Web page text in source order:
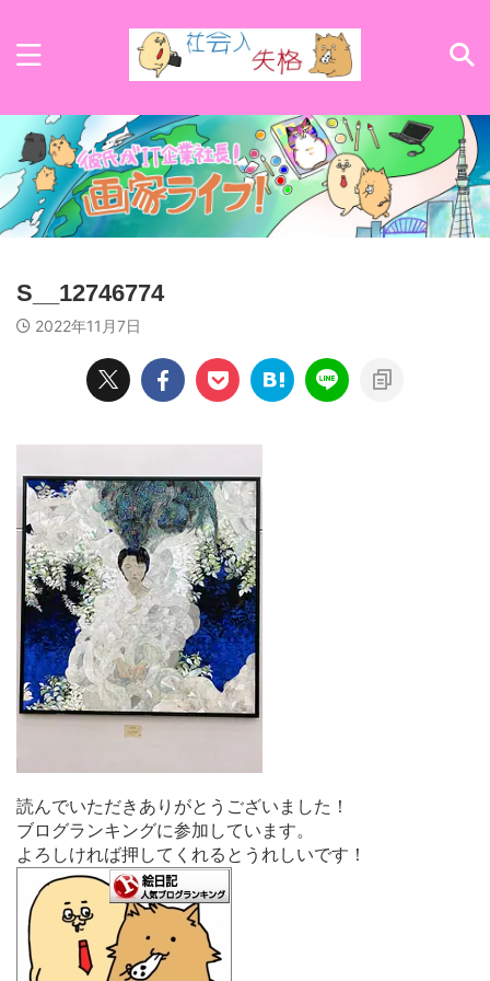
S__12746774
2022年11月7日
読んでいただきありがとうございました！
ブログランキングに参加しています。
よろしければ押してくれるとうれしいです！